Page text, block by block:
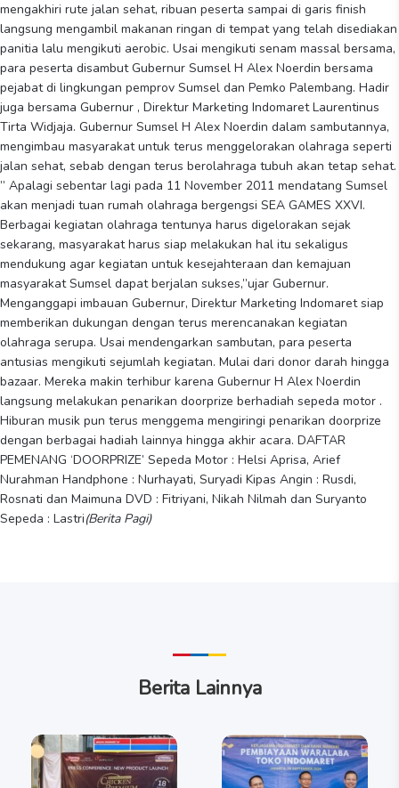
mengakhiri rute jalan sehat, ribuan peserta sampai di garis finish
langsung mengambil makanan ringan di tempat yang telah disediakan
panitia lalu mengikuti aerobic. Usai mengikuti senam massal bersama,
para peserta disambut Gubernur Sumsel H Alex Noerdin bersama
pejabat di lingkungan pemprov Sumsel dan Pemko Palembang. Hadir
juga bersama Gubernur , Direktur Marketing Indomaret Laurentinus
Tirta Widjaja. Gubernur Sumsel H Alex Noerdin dalam sambutannya,
mengimbau masyarakat untuk terus menggelorakan olahraga seperti
jalan sehat, sebab dengan terus berolahraga tubuh akan tetap sehat.
” Apalagi sebentar lagi pada 11 November 2011 mendatang Sumsel
akan menjadi tuan rumah olahraga bergengsi SEA GAMES XXVI.
Berbagai kegiatan olahraga tentunya harus digelorakan sejak
sekarang, masyarakat harus siap melakukan hal itu sekaligus
mendukung agar kegiatan untuk kesejahteraan dan kemajuan
masyarakat Sumsel dapat berjalan sukses,”ujar Gubernur.
Menganggapi imbauan Gubernur, Direktur Marketing Indomaret siap
memberikan dukungan dengan terus merencanakan kegiatan
olahraga serupa. Usai mendengarkan sambutan, para peserta
antusias mengikuti sejumlah kegiatan. Mulai dari donor darah hingga
bazaar. Mereka makin terhibur karena Gubernur H Alex Noerdin
langsung melakukan penarikan doorprize berhadiah sepeda motor .
Hiburan musik pun terus menggema mengiringi penarikan doorprize
dengan berbagai hadiah lainnya hingga akhir acara. DAFTAR
PEMENANG ‘DOORPRIZE’ Sepeda Motor : Helsi Aprisa, Arief
Nurahman Handphone : Nurhayati, Suryadi Kipas Angin : Rusdi,
Rosnati dan Maimuna DVD : Fitriyani, Nikah Nilmah dan Suryanto
Sepeda : Lastri(Berita Pagi)
Berita Lainnya